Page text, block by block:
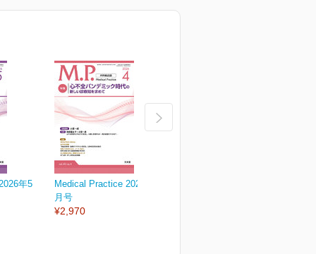
年5
Medical Practice 2026年4
月号
¥2,970